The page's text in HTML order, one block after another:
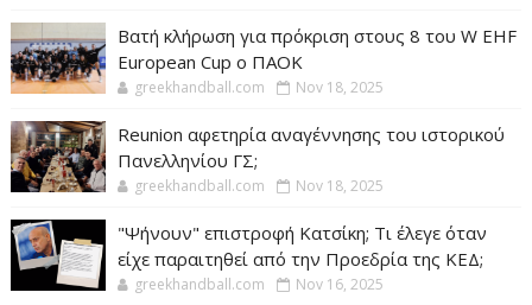
Βατή κλήρωση για πρόκριση στους 8 του W EHF
European Cup ο ΠΑΟΚ
greekhandball.com Nov 18, 2025
Reunion αφετηρία αναγέννησης του ιστορικού
Πανελληνίου ΓΣ;
greekhandball.com Nov 18, 2025
"Ψήνουν" επιστροφή Κατσίκη; Τι έλεγε όταν
είχε παραιτηθεί από την Προεδρία της ΚΕΔ;
greekhandball.com Nov 16, 2025